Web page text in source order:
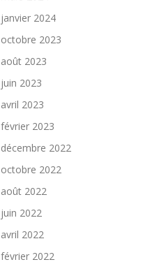
janvier 2024
octobre 2023
août 2023
juin 2023
avril 2023
février 2023
décembre 2022
octobre 2022
août 2022
juin 2022
avril 2022
février 2022